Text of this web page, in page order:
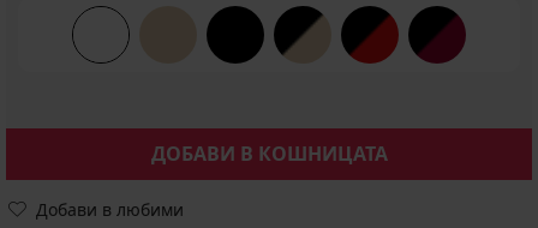
ДОБАВИ В КОШНИЦАТА
Добави в любими